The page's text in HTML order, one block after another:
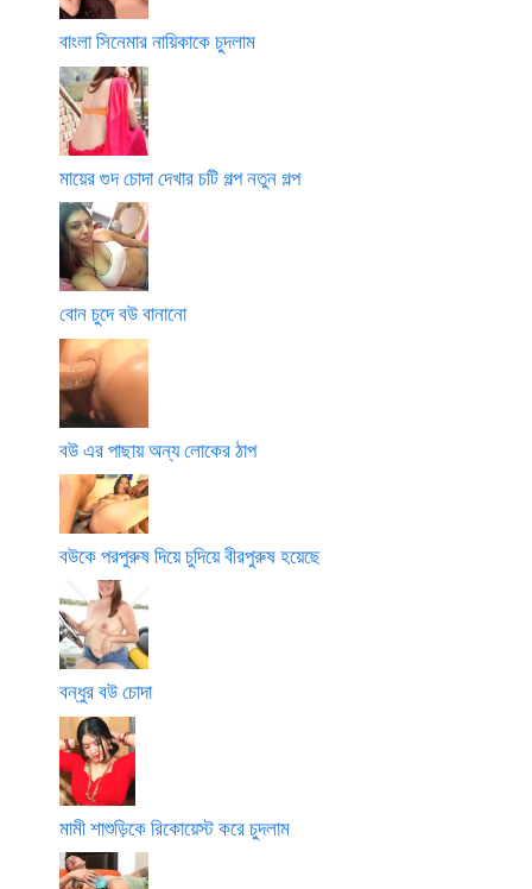
বাংলা সিনেমার নায়িকাকে চুদলাম
মায়ের গুদ চোদা দেখার চটি গল্প নতুন গল্প
বোন চুদে বউ বানানো
বউ এর পাছায় অন্য লোকের ঠাপ
বউকে পরপুরুষ দিয়ে চুদিয়ে বীরপুরুষ হয়েছে
বন্ধুর বউ চোদা
মামী শাশুড়িকে রিকোয়েস্ট করে চুদলাম